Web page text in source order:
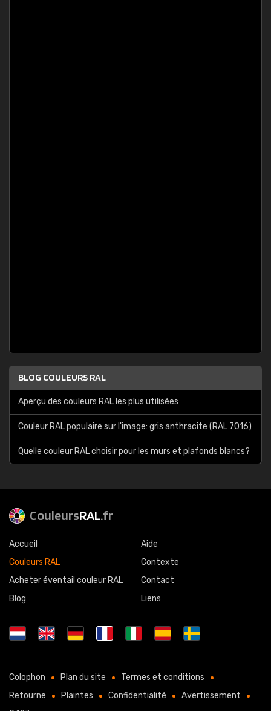
BLOG COULEURS RAL
Aperçu des couleurs RAL les plus utilisées
Couleur RAL populaire sur l'image: gris anthracite (RAL 7016)
Quelle couleur RAL choisir pour les murs et plafonds blancs?
CouleursRAL.fr
Accueil
Couleurs RAL
Acheter éventail couleur RAL
Blog
Aide
Contexte
Contact
Liens
Colophon Plan du site
Termes et conditions
Retourne
Plaintes Confidentialité
Avertissement